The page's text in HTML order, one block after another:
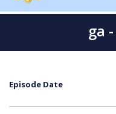
ga
Episode Date